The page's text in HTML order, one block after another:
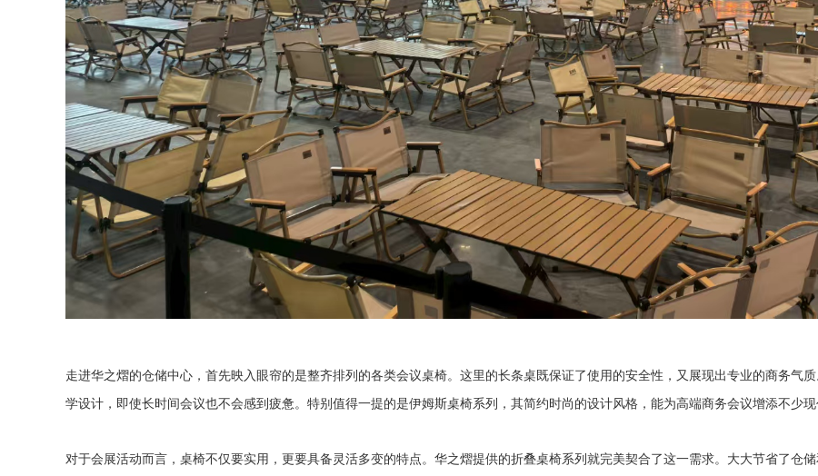
走进华之熠的仓储中心，首先映入眼帘的是整齐排列的各类会议桌椅。 这里的长条桌既保证了使用的安全性，又展现出专业的商务气
学设计，即使长时间会议也不会感到疲惫。特别值得一提的是伊姆斯桌椅系列，其简约时尚的设计风格，能为高端商务会议增添不少现
对于会展活动而言，桌椅不仅要实用，更要具备灵活多变的特点。华之熠提供的折叠桌椅系列就完美契合了这一需求。 大大节省了仓储